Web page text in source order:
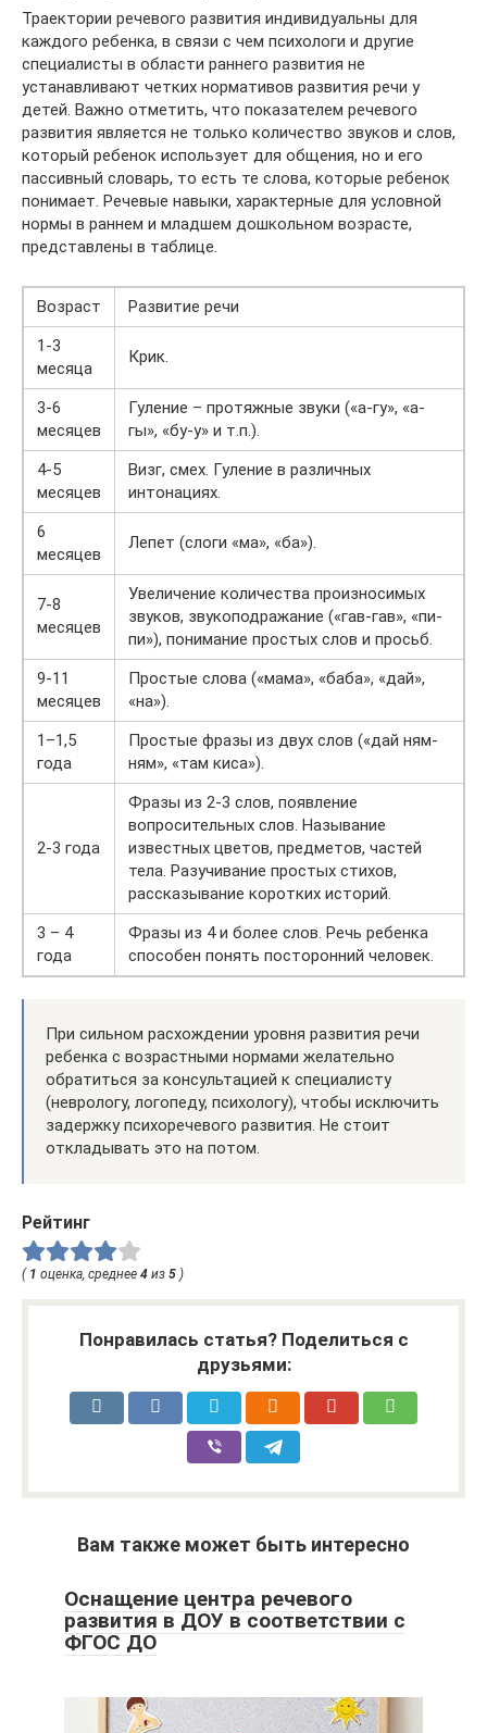
Траектории речевого развития индивидуальны для
каждого ребенка, в связи с чем психологи и другие
специалисты в области раннего развития не
устанавливают четких нормативов развития речи у
детей. Важно отметить, что показателем речевого
развития является не только количество звуков и слов,
который ребенок использует для общения, но и его
пассивный словарь, то есть те слова, которые ребенок
понимает. Речевые навыки, характерные для условной
нормы в раннем и младшем дошкольном возрасте,
представлены в таблице.
Возраст
Развитие речи
1-3
месяца
Крик.
3-6
месяцев
Гуление – протяжные звуки («а-гу», «а-
гы», «бу-у» и т.п.).
4-5
месяцев
Визг, смех. Гуление в различных
интонациях.
6
месяцев
Лепет (слоги «ма», «ба»).
7-8
месяцев
Увеличение количества произносимых
звуков, звукоподражание («гав-гав», «пи-
пи»), понимание простых слов и просьб.
9-11
месяцев
Простые слова («мама», «баба», «дай»,
«на»).
1–1,5
года
Простые фразы из двух слов («дай ням-
ням», «там киса»).
2-3 года
Фразы из 2-3 слов, появление
вопросительных слов. Называние
известных цветов, предметов, частей
тела. Разучивание простых стихов,
рассказывание коротких историй.
3 – 4
года
Фразы из 4 и более слов. Речь ребенка
способен понять посторонний человек.
При сильном расхождении уровня развития речи
ребенка с возрастными нормами желательно
обратиться за консультацией к специалисту
(неврологу, логопеду, психологу), чтобы исключить
задержку психоречевого развития. Не стоит
откладывать это на потом.
Рейтинг
( 1 оценка, среднее 4 из 5 )
Понравилась статья? Поделиться с
друзьями:
Вам также может быть интересно
Оснащение центра речевого
развития в ДОУ в соответствии с
ФГОС ДО